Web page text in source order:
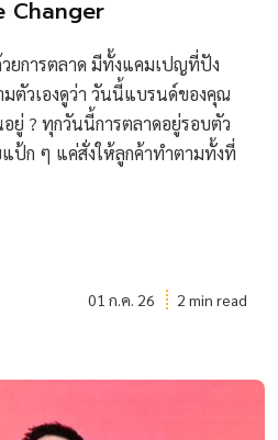
Changer
ยการตลาด มีทั้งแคมเปญที่ปัง
มตัวเองดูว่า วันนี้แบรนด์ของคุณ
ยู่ ? ทุกวันนี้การตลาดอยู่รอบตัว
ป้ก ๆ แค่สั่งให้ลูกค้าทำตามทั้งที่
01 ก.ค. 26 2 min read